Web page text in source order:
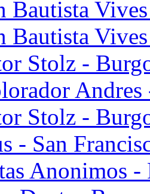
Bautista
Bautista
Stolz -
Andres
Stolz -
- San
Anonimos